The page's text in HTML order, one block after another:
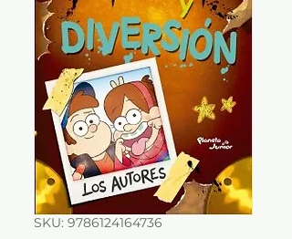
SKU: 9786124164736